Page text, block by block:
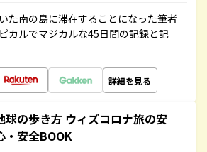
た南の島に滞在することになった筆者
カルでマジカルな45日間の記録と記
詳細を見る
球の歩き方 ウィズコロナ旅の安
・安全BOOK